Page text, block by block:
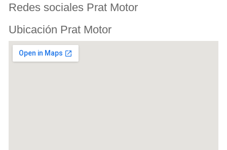
Redes sociales Prat Motor
Ubicación Prat Motor